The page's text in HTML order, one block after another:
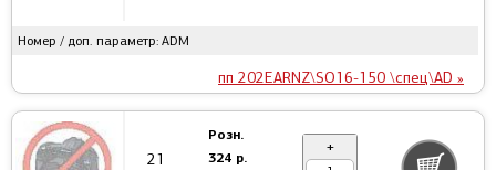
Номер / доп. параметр: ADM
пп 202EARNZ\SO16-150 \спец\AD »
21
Розн.
324 р.
+